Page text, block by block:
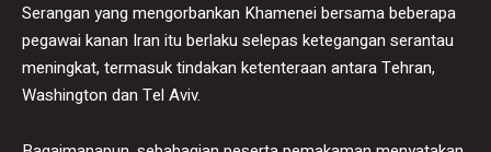
Serangan yang mengorbankan Khamenei bersama beberapa
pegawai kanan Iran itu berlaku selepas ketegangan serantau
meningkat, termasuk tindakan ketenteraan antara Tehran,
Washington dan Tel Aviv.